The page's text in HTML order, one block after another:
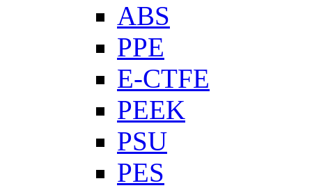
ABS
PPE
E-CTFE
PEEK
PSU
PES